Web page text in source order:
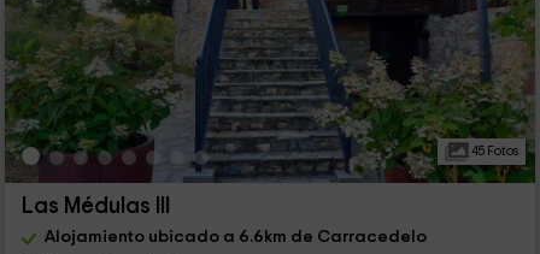
45 Fotos
Las Médulas III
Alojamiento ubicado a 6.6km de Carracedelo